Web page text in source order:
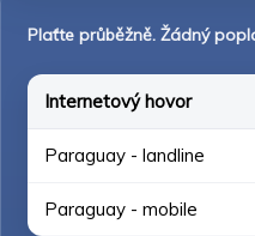
Plaťte průběžně. Žádný
Internetový hovor
Paraguay - landline
Paraguay - mobile